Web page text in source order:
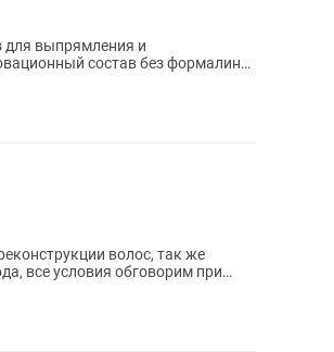
для выпрямления и
состав без формалина
волос, так же
все условия обговорим при